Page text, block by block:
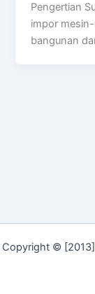
Pengertian
impor
bangunan
Copyright © [2013]